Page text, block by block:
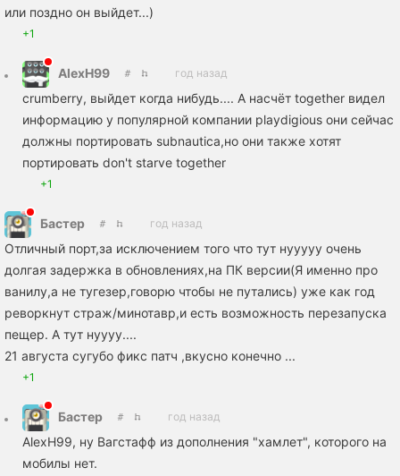
или поздно он выйдет...)
+1
AlexH99 год назад
crumberry, выйдет когда нибудь.... А насчёт together видел
информацию у популярной компании playdigious они сейчас
должны портировать subnautica,но они также хотят
портировать don't starve together
+1
Бастер год назад
Отличный порт,за исключением того что тут нууууу очень
долгая задержка в обновлениях,на ПК версии(Я именно про
ванилу,а не тугезер,говорю чтобы не путались) уже как год
реворкнут страж/минотавр,и есть возможность перезапуска
пещер. А тут нуууу....
21 августа сугубо фикс патч ,вкусно конечно ...
+1
Бастер год назад
AlexH99, ну Вагстафф из дополнения "хамлет", которого на
мобилы нет.